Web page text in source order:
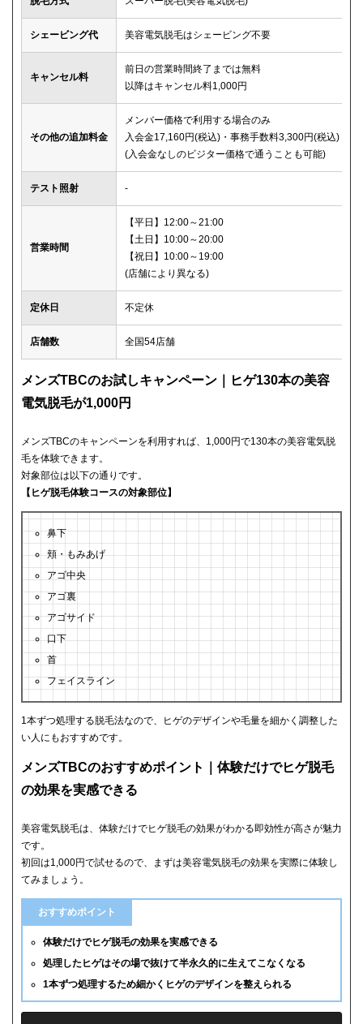
シェービング代 美容電気脱毛はシェービング不要
キャンセル料
前日の営業時間終了までは無料
以降はキャンセル料1,000円
その他の追加料金
メンバー価格で利用する場合のみ
入会金17,160円(税込)・事務手数料3,300円(税込)
(入会金なしのビジター価格で通うことも可能)
テスト照射 -
営業時間
【平日】12:00～21:00
【土日】10:00～20:00
【祝日】10:00～19:00
(店舗により異なる)
定休日 不定休
店舗数 全国54店舗
メンズTBCのお試しキャンペーン｜ヒゲ130本の美容
電気脱毛が1,000円
メンズTBCのキャンペーンを利用すれば、1,000円で130本の美容電気脱
毛を体験できます。
対象部位は以下の通りです。
【ヒゲ脱毛体験コースの対象部位】
鼻下
頬・もみあげ
アゴ中央
アゴ裏
アゴサイド
口下
首
フェイスライン
1本ずつ処理する脱毛法なので、ヒゲのデザインや毛量を細かく調整した
い人にもおすすめです。
メンズTBCのおすすめポイント｜体験だけでヒゲ脱毛
の効果を実感できる
美容電気脱毛は、体験だけでヒゲ脱毛の効果がわかる即効性が高さが魅力
です。
初回は1,000円で試せるので、まずは美容電気脱毛の効果を実際に体験し
てみましょう。
おすすめポイント
体験だけでヒゲ脱毛の効果を実感できる
処理したヒゲはその場で抜けて半永久的に生えてこなくなる
1本ずつ処理するため細かくヒゲのデザインを整えられる